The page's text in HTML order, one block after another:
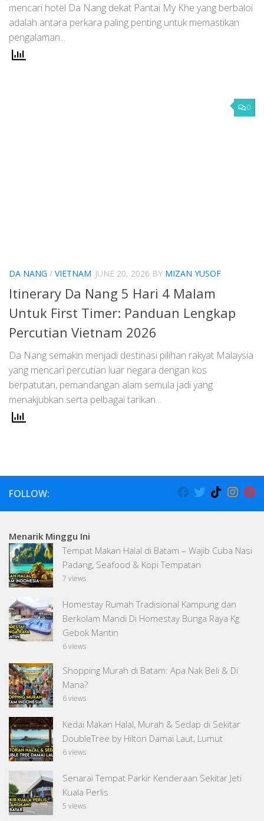
mencari hotel Da Nang dekat Pantai My Khe yang berbaloi
adalah antara perkara paling penting untuk memastikan
pengalaman...
0
DA NANG / VIETNAM JUNE 20, 2026 BY MIZAN YUSOF
Itinerary Da Nang 5 Hari 4 Malam
Untuk First Timer: Panduan Lengkap
Percutian Vietnam 2026
Da Nang semakin menjadi destinasi pilihan rakyat Malaysia
yang mencari percutian luar negara dengan kos
berpatutan, pemandangan alam semula jadi yang
menakjubkan serta pelbagai tarikan...
FOLLOW:
Menarik Minggu Ini
Tempat Makan Halal di Batam – Wajib Cuba Nasi
Padang, Seafood & Kopi Tempatan
7 views
Homestay Rumah Tradisional Kampung dan
Berkolam Mandi Di Homestay Bunga Raya Kg
Gebok Mantin
6 views
Shopping Murah di Batam: Apa Nak Beli & Di
Mana?
6 views
Kedai Makan Halal, Murah & Sedap di Sekitar
DoubleTree by Hilton Damai Laut, Lumut
6 views
Senarai Tempat Parkir Kenderaan Sekitar Jeti
Kuala Perlis
5 views